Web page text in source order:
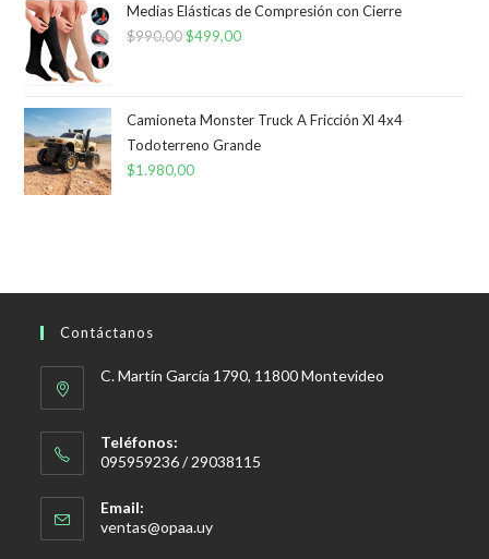
Medias Elásticas de Compresión con Cierre
$990,00El
era:
$990,00.
$499,00El
es:
$499,00.
Camioneta Monster Truck A Fricción Xl 4x4
Todoterreno Grande
$1.980,00
Contáctanos
C. Martín García 1790, 11800 Montevideo
Teléfonos:
095959236 / 29038115
Email:
ventas@opaa.uySe